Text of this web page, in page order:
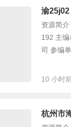
渝
资源简
192 主
司 参编
10 小时
杭州市